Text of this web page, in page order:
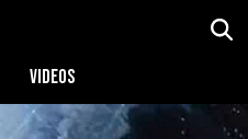
VIDEOS